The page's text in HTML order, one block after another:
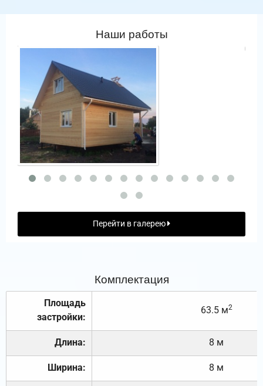
Наши работы
Перейти в галерею
Комплектация
Площадь
застройки:
63.5 м2
Длина: 8 м
Ширина: 8 м